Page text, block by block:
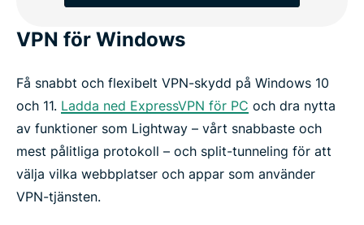
VPN för Windows
Få snabbt och flexibelt VPN-skydd på Windows 10
och 11. Ladda ned ExpressVPN för PC och dra nytta
av funktioner som Lightway – vårt snabbaste och
mest pålitliga protokoll – och split-tunneling för att
välja vilka webbplatser och appar som använder
VPN-tjänsten.